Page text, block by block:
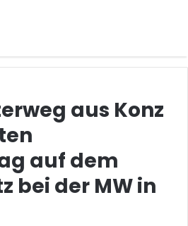
aus Konz
auf dem
bei der MW in